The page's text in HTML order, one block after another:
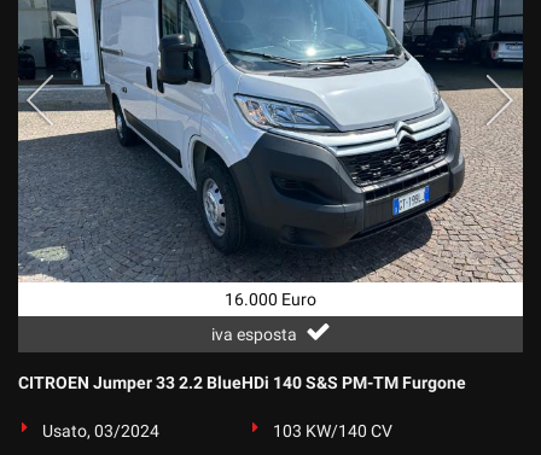
16.000 Euro
iva esposta
CITROEN Jumper 33 2.2 BlueHDi 140 S&S PM-TM Furgone
Usato, 03/2024
103 KW/140 CV